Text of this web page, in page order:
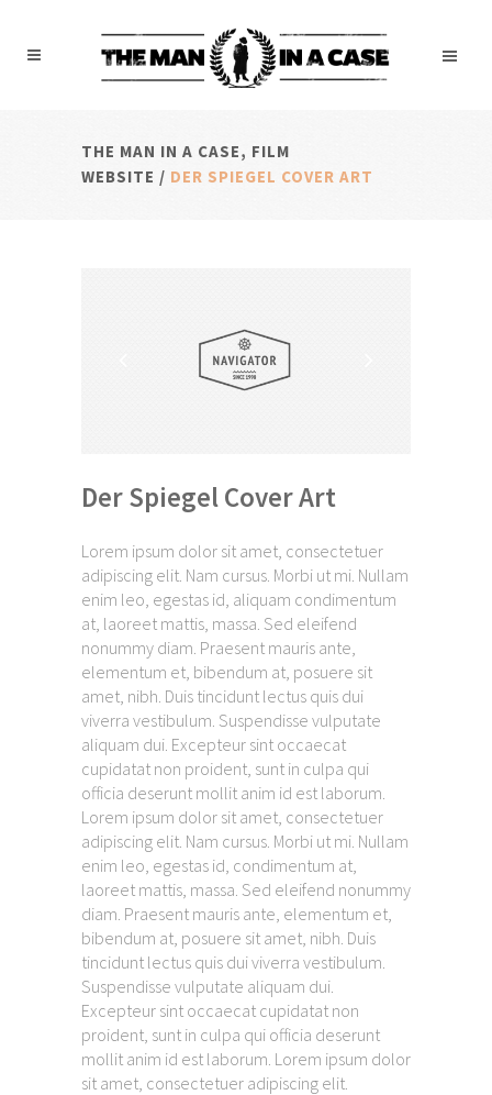
THE MAN IN A CASE, FILM
WEBSITE / DER SPIEGEL COVER ART
Der Spiegel Cover Art
Lorem ipsum dolor sit amet, consectetuer
adipiscing elit. Nam cursus. Morbi ut mi. Nullam
enim leo, egestas id, aliquam condimentum
at, laoreet mattis, massa. Sed eleifend
nonummy diam. Praesent mauris ante,
elementum et, bibendum at, posuere sit
amet, nibh. Duis tincidunt lectus quis dui
viverra vestibulum. Suspendisse vulputate
aliquam dui. Excepteur sint occaecat
cupidatat non proident, sunt in culpa qui
officia deserunt mollit anim id est laborum.
Lorem ipsum dolor sit amet, consectetuer
adipiscing elit. Nam cursus. Morbi ut mi. Nullam
enim leo, egestas id, condimentum at,
laoreet mattis, massa. Sed eleifend nonummy
diam. Praesent mauris ante, elementum et,
bibendum at, posuere sit amet, nibh. Duis
tincidunt lectus quis dui viverra vestibulum.
Suspendisse vulputate aliquam dui.
Excepteur sint occaecat cupidatat non
proident, sunt in culpa qui officia deserunt
mollit anim id est laborum. Lorem ipsum dolor
sit amet, consectetuer adipiscing elit.